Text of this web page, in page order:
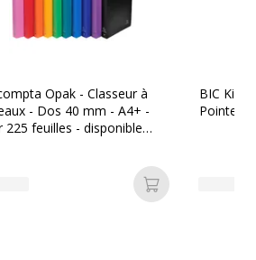
Opak - Classeur à
- Dos 40 mm - A4+ -
225 feuilles - disponible
Ajouter au
BIC Kids
Pointe